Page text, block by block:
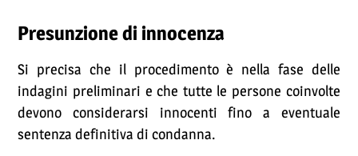
Presunzione di innocenza
Si precisa che il procedimento è nella fase delle
indagini preliminari e che tutte le persone coinvolte
devono considerarsi innocenti fino a eventuale
sentenza definitiva di condanna.